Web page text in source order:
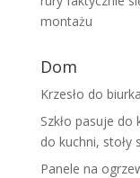
montażu
Dom
Krzesło do
Szkło pasuje
do kuchni, stoły
Panele na